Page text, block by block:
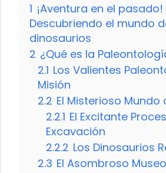
1 ¡Aventura en el pasado!
Descubriendo el mundo
dinosaurios
2 ¿Qué es la
2.1 Los Valientes
Misión
2.2 El Misterioso Mundo
2.2.1 El Excitante
Excavación
2.2.2 Los Dinosaurios
2.3 El Asombroso